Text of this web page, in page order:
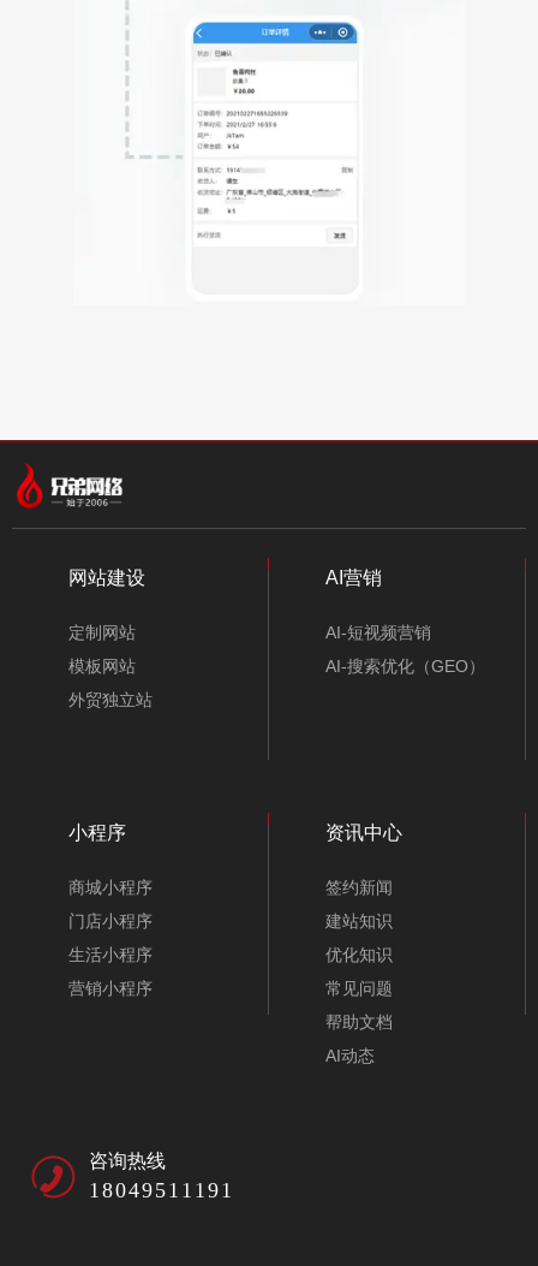
网站建设
定制网站
模板网站
外贸独立站
AI营销
AI-短视频营销
AI-搜索优化（GEO）
小程序
商城小程序
门店小程序
生活小程序
营销小程序
资讯中心
签约新闻
建站知识
优化知识
常见问题
帮助文档
AI动态
咨询热线
18049511191